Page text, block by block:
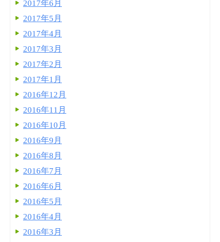
2017年6月
2017年5月
2017年4月
2017年3月
2017年2月
2017年1月
2016年12月
2016年11月
2016年10月
2016年9月
2016年8月
2016年7月
2016年6月
2016年5月
2016年4月
2016年3月